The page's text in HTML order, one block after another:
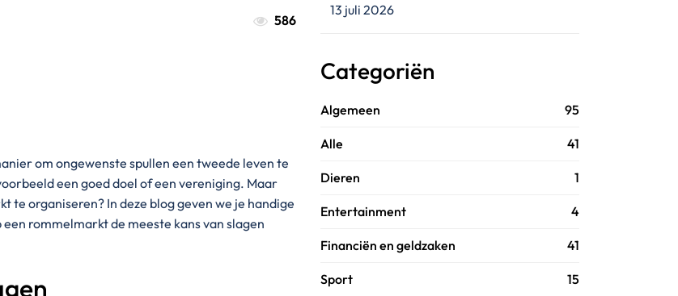
586
om ongewenste spullen een tweede leven te
een goed doel of een vereniging. Maar
organiseren? In deze blog geven we je handige
rommelmarkt de meeste kans van slagen
13 juli 2026
Categoriën
Algemeen 95
Alle 41
Dieren 1
Entertainment 4
Financiën en geldzaken 41
Sport 15